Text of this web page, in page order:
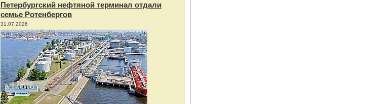
Петербургский нефтяной терминал отдали
семье Ротенбергов
31.07.2026